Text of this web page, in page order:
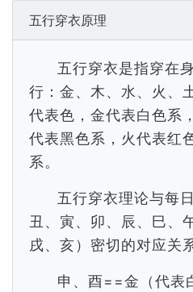
五行穿衣原理
五行穿衣是指穿在
行：金、木、水、火、
代表色，金代表白色系
代表黑色系，火代表红
系。
五行穿衣理论与每
丑、寅、卯、辰、巳、
戌、亥）密切的对应关
申、酉==金（代表